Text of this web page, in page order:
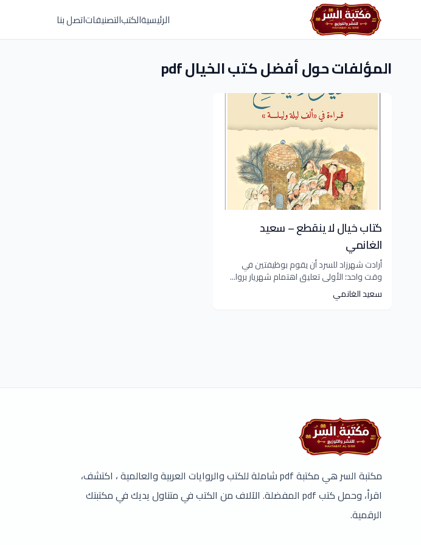
Skip to main content
الرئيسيةالكتبالتصنيفاتاتصل بنا
المؤلفات حول أفضل كتب الخيال pdf
كتاب خيال لا ينقطع – سعيد
الغانمي
أرادت شهرزاد للسرد أن يقوم بوظيفتين في
وقت واحد؛ الأولى تعليق اهتمام شهريار بروا...
سعيد الغانمي
مكتبة السر هي مكتبة pdf شاملة للكتب والروايات العربية والعالمية ، اكتشف،
اقرأ، وحمل كتب pdf المفضلة. الآلاف من الكتب في متناول يديك في مكتبتك
الرقمية.